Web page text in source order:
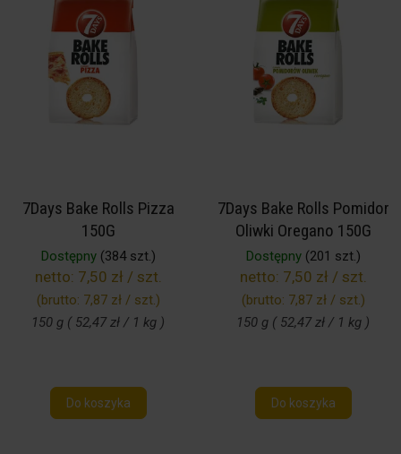
7Days Bake Rolls Pizza
150G
Dostępny(384 szt.)
netto: 7,50 zł / szt.
(brutto: 7,87 zł / szt.)
150 g ( 52,47 zł / 1 kg )
Do koszyka
7Days Bake Rolls Pomidor
Oliwki Oregano 150G
Dostępny(201 szt.)
netto: 7,50 zł / szt.
(brutto: 7,87 zł / szt.)
150 g ( 52,47 zł / 1 kg )
Do koszyka